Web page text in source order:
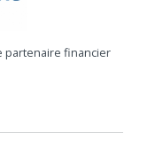
partenaire financier